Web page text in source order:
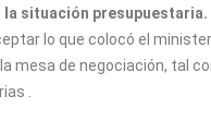
la situación presupuestaria.
lo que colocó el
mesa de negociación, tal
.